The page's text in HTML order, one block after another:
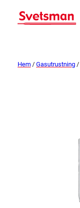
Hem / Gasutrustning /